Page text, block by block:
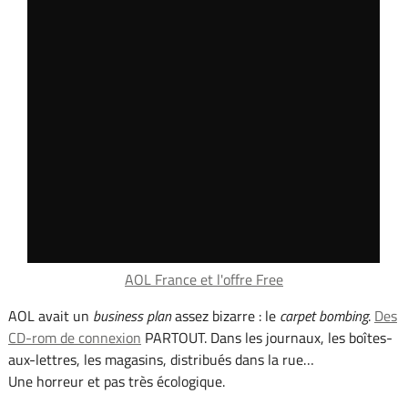
AOL France et l'offre Free
AOL avait un business planassez bizarre : le carpet bombing. Des
CD-rom de connexion PARTOUT. Dans les journaux, les boîtes-
aux-lettres, les magasins, distribués dans la rue…
Une horreur et pas très écologique.